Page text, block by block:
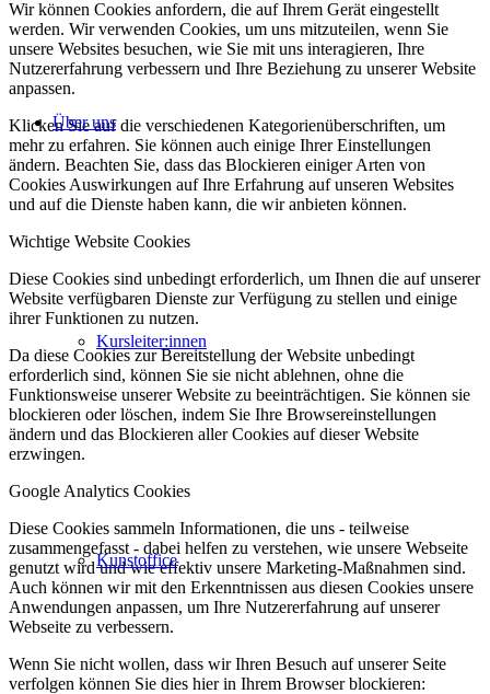
Über uns
Kursleiter:innen
Kunstoffice
Wir können Cookies anfordern, die auf Ihrem Gerät eingestellt
werden. Wir verwenden Cookies, um uns mitzuteilen, wenn Sie
unsere Websites besuchen, wie Sie mit uns interagieren, Ihre
Nutzererfahrung verbessern und Ihre Beziehung zu unserer Website
anpassen.
Klicken Sie auf die verschiedenen Kategorienüberschriften, um
mehr zu erfahren. Sie können auch einige Ihrer Einstellungen
ändern. Beachten Sie, dass das Blockieren einiger Arten von
Cookies Auswirkungen auf Ihre Erfahrung auf unseren Websites
und auf die Dienste haben kann, die wir anbieten können.
Wichtige Website Cookies
Diese Cookies sind unbedingt erforderlich, um Ihnen die auf unserer
Website verfügbaren Dienste zur Verfügung zu stellen und einige
ihrer Funktionen zu nutzen.
Da diese Cookies zur Bereitstellung der Website unbedingt
erforderlich sind, können Sie sie nicht ablehnen, ohne die
Funktionsweise unserer Website zu beeinträchtigen. Sie können sie
blockieren oder löschen, indem Sie Ihre Browsereinstellungen
ändern und das Blockieren aller Cookies auf dieser Website
erzwingen.
Google Analytics Cookies
Diese Cookies sammeln Informationen, die uns - teilweise
zusammengefasst - dabei helfen zu verstehen, wie unsere Webseite
genutzt wird und wie effektiv unsere Marketing-Maßnahmen sind.
Auch können wir mit den Erkenntnissen aus diesen Cookies unsere
Anwendungen anpassen, um Ihre Nutzererfahrung auf unserer
Webseite zu verbessern.
Wenn Sie nicht wollen, dass wir Ihren Besuch auf unserer Seite
verfolgen können Sie dies hier in Ihrem Browser blockieren: